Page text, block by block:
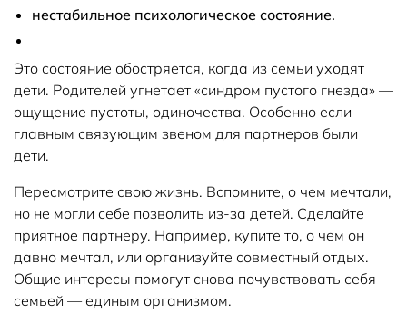
нестабильное психологическое состояние.
Это состояние обостряется, когда из семьи уходят
дети. Родителей угнетает «синдром пустого гнезда» —
ощущение пустоты, одиночества. Особенно если
главным связующим звеном для партнеров были
дети.
Пересмотрите свою жизнь. Вспомните, о чем мечтали,
но не могли себе позволить из-за детей. Сделайте
приятное партнеру. Например, купите то, о чем он
давно мечтал, или организуйте совместный отдых.
Общие интересы помогут снова почувствовать себя
семьей — единым организмом.